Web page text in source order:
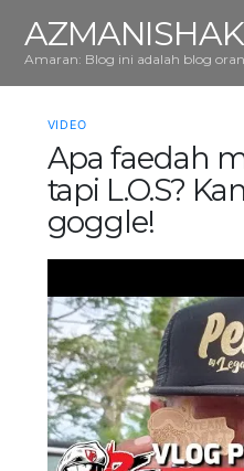
Amaran: Blog ini adalah blog
VIDEO
Apa faedah
tapi L.O.S?
goggle!